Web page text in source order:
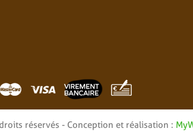
réservés - Conception et réalisation :